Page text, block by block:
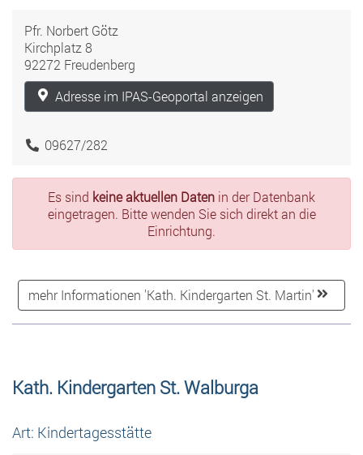
Pfr. Norbert Götz
Kirchplatz 8
92272 Freudenberg
Adresse im IPAS-Geoportal anzeigen
09627/282
Es sind keine aktuellen Daten in der Datenbank
eingetragen. Bitte wenden Sie sich direkt an die
Einrichtung.
mehr Informationen 'Kath. Kindergarten St. Martin'
Kath. Kindergarten St. Walburga
Art: Kindertagesstätte